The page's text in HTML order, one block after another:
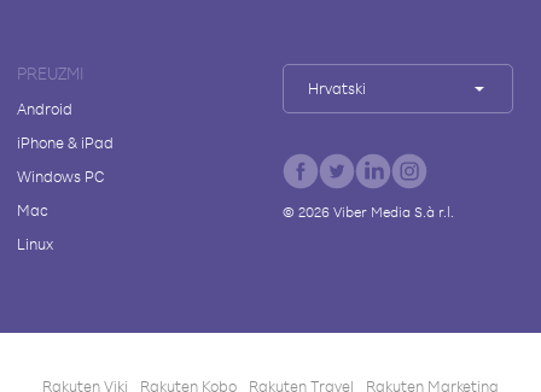
PREUZMI
Android
iPhone & iPad
Windows PC
Mac
Linux
Hrvatski
© 2026Viber Media S.à r.l.
Rakuten Viki Rakuten Kobo Rakuten Travel Rakuten Marketing